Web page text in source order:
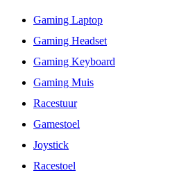
Gaming Laptop
Gaming Headset
Gaming Keyboard
Gaming Muis
Racestuur
Gamestoel
Joystick
Racestoel